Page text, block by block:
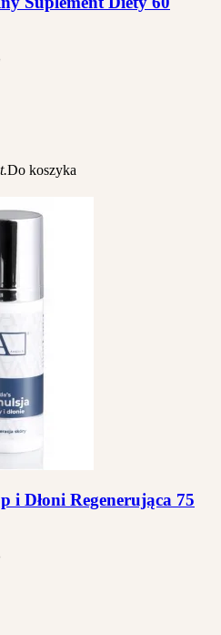
Do koszyka
i Dłoni Regenerująca 75